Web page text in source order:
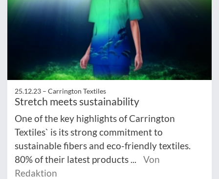
25.12.23 – Carrington Textiles
Stretch meets sustainability
One of the key highlights of Carrington
Textiles` is its strong commitment to
sustainable fibers and eco-friendly textiles.
80% of their latest products ...
Von
Redaktion